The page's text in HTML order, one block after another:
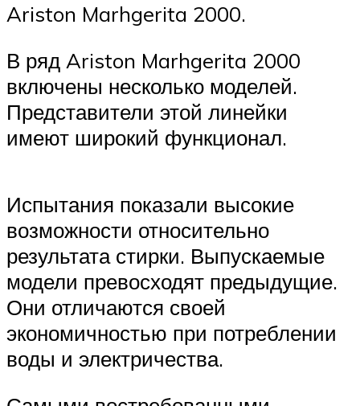
Ariston Marhgerita 2000.
В ряд Ariston Marhgerita 2000
включены несколько моделей.
Представители этой линейки
имеют широкий функционал.
Испытания показали высокие
возможности относительно
результата стирки. Выпускаемые
модели превосходят предыдущие.
Они отличаются своей
экономичностью при потреблении
воды и электричества.